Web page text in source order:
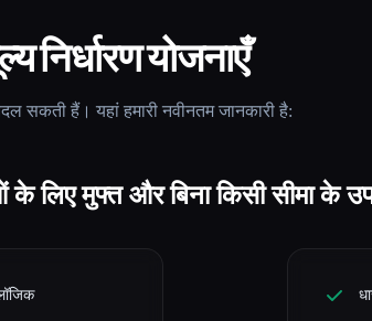
निर्धारण योजनाएँ
सकती हैं। यहां हमारी नवीनतम जानकारी है:
के लिए मुफ्त और बिना किसी सीमा के